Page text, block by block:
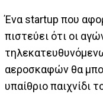
Ένα startup που
πιστεύει ότι οι
αεροσκαφών θα
υπαίθριο παιχνίδι